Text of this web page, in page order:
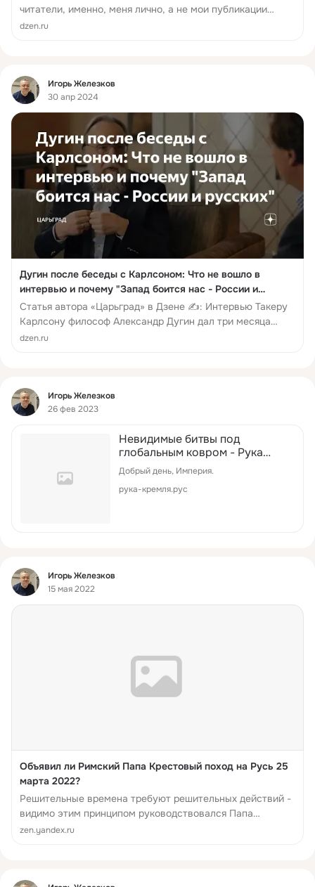
читатели, именно, меня лично, а не мои публикации
часто подвергают критике за то, что упоминаю в них и
dzen.ru
Фид
Игорь Железков
30 апр 2024
Дугин после беседы с Карлсоном: Что не вошло в
интервью и почему "Запад боится нас - России и
русских"
Статья автора «Царьград» в Дзене ✍: Интервью Такеру
Карлсону философ Александр Дугин дал три месяца
тому назад в ходе визита в Москву. Выпустил он его...
dzen.ru
Фид
Игорь Железков
26 фев 2023
Невидимые битвы под
глобальным ковром - Рука
Кремля
Добрый день, Империя.
рука-кремля.рус
Фид
Игорь Железков
15 мая 2022
Объявил ли Римский Папа Крестовый поход на Русь 25
марта 2022?
Решительные времена требуют решительных действий -
видимо этим принципом руководствовался Папа
Франциск, сделавший нежданный ход, ввергший в
zen.yandex.ru